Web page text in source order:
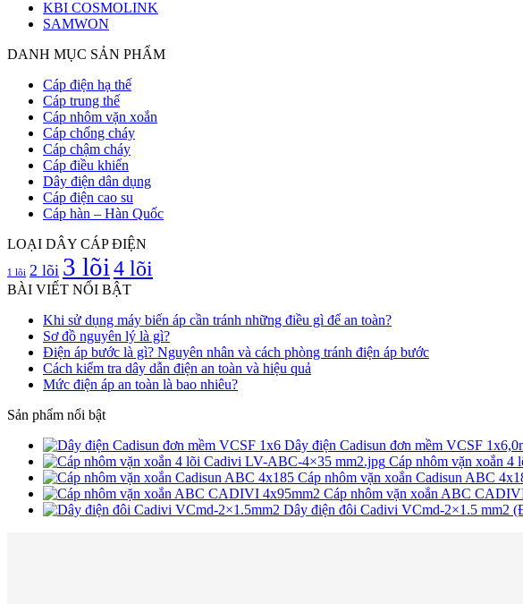
KBI COSMOLINK
SAMWON
DANH MỤC SẢN PHẨM
Cáp điện hạ thế
Cáp trung thế
Cáp nhôm vặn xoắn
Cáp chống cháy
Cáp chậm cháy
Cáp điều khiển
Dây điện dân dụng
Cáp điện cao su
Cáp hàn – Hàn Quốc
LOẠI DÂY CÁP ĐIỆN
1 lõi 2 lõi 3 lõi 4 lõi
BÀI VIẾT NỔI BẬT
Khi sử dụng máy biến áp cần tránh những điều gì để an toàn?
Sơ đồ nguyên lý là gì?
Điện áp bước là gì? Nguyên nhân và cách phòng tránh điện áp bước
Cách kiểm tra dây dẫn điện an toàn và hiệu quả
Mức điện áp an toàn là bao nhiêu?
Sản phẩm nổi bật
Dây điện Cadisun đơn mềm VCSF
Cáp nhôm vặn xoắn
Cáp nhôm vặn xoắn Cadisun ABC
Cáp nhôm vặn xoắn ABC
Dây điện đôi Cadivi VCmd-2×1.5 mm2